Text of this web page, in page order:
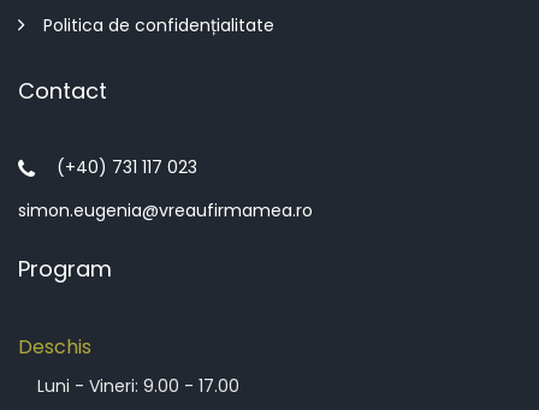
Politica de confidențialitate
Contact
(+40) 731 117 023
simon.eugenia@vreaufirmamea.ro
Program
Deschis
Luni - Vineri: 9.00 - 17.00